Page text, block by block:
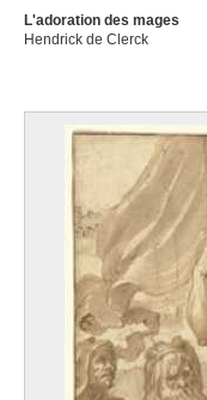
L'adoration des mages
Hendrick de Clerck